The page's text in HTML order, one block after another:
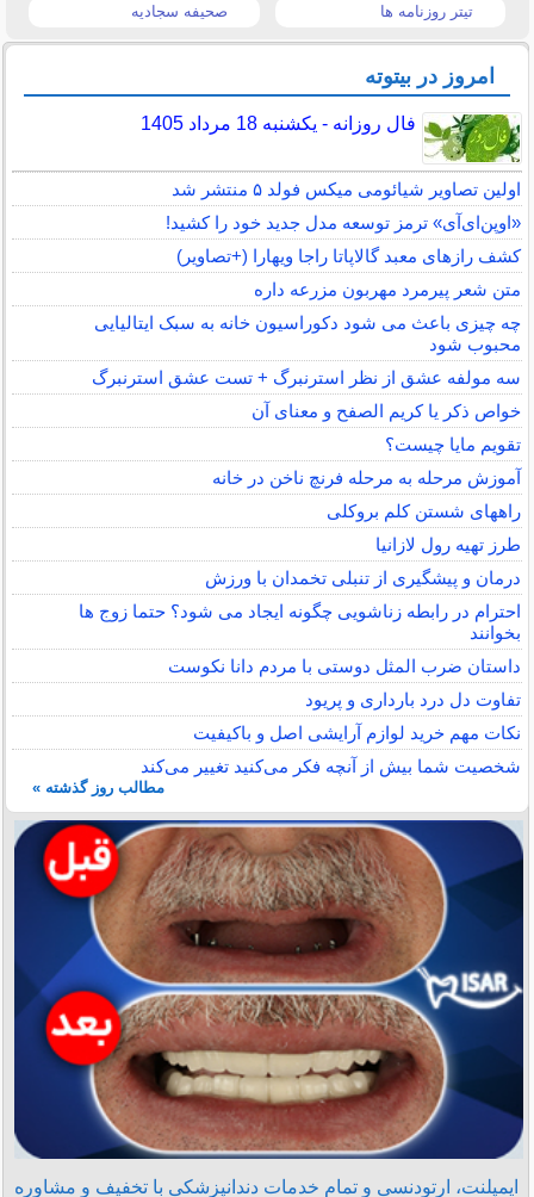
تیتر روزنامه ها صحیفه سجادیه
امروز در بیتوته
فال روزانه - یکشنبه 18 مرداد 1405
اولین تصاویر شیائومی میکس فولد ۵ منتشر شد
«اوپن‌ای‌آی» ترمز توسعه مدل جدید خود را کشید!
کشف رازهای معبد گالاپاتا راجا ویهارا (+تصاویر)
متن شعر پیرمرد مهربون مزرعه داره
چه چیزی باعث می شود دکوراسیون خانه به سبک ایتالیایی
محبوب شود
سه مولفه عشق از نظر استرنبرگ + تست عشق استرنبرگ
خواص ذکر یا کریم الصفح و معنای آن
تقویم مایا چیست؟
آموزش مرحله به مرحله فرنچ ناخن در خانه
راههای شستن کلم بروکلی
طرز تهیه رول لازانیا
درمان و پیشگیری از تنبلی تخمدان با ورزش
احترام در رابطه زناشویی چگونه ایجاد می شود؟ حتما زوج ها
بخوانند
داستان ضرب المثل دوستی با مردم دانا نكوست
تفاوت دل درد بارداری و پریود
نکات مهم خرید لوازم آرایشی اصل و باکیفیت
شخصیت شما بیش از آنچه فکر می‌کنید تغییر می‌کند
مطالب روز گذشته »
ایمپلنت، ارتودنسی و تمام خدمات دندانپزشکی با تخفیف و مشاوره